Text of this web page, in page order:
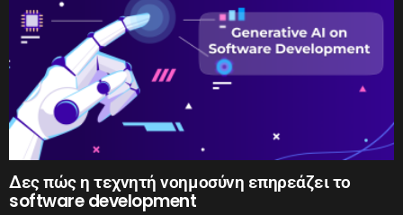
Δες πώς η τεχνητή νοημοσύνη επηρεάζει το
software development